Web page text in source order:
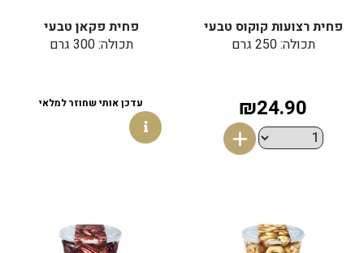
פחית רצועות קוקוס טבעי
תכולה: 250 גרם
₪24.90
פחית פקאן טבעי
תכולה: 300 גרם
עדכן אותי שחוזר למלאי